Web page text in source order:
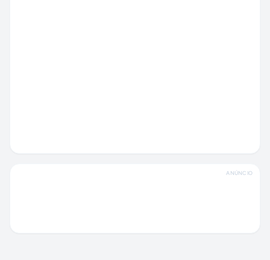
ANÚNCIO